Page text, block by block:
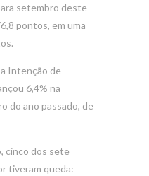
setembro deste
pontos, em uma
Intenção de
6,4% na
do ano passado, de
cinco dos sete
tiveram queda: